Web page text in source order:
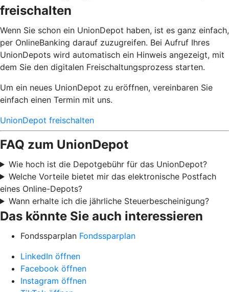
freischalten
Wenn Sie schon ein UnionDepot haben, ist es ganz einfach,
per OnlineBanking darauf zuzugreifen. Bei Aufruf Ihres
UnionDepots wird automatisch ein Hinweis angezeigt, mit
dem Sie den digitalen Freischaltungsprozess starten.
Um ein neues UnionDepot zu eröffnen, vereinbaren Sie
einfach einen Termin mit uns.
UnionDepot freischalten
FAQ zum UnionDepot
Wie hoch ist die Depotgebühr für das UnionDepot?
Welche Vorteile bietet mir das elektronische Postfach
eines Online-Depots?
Wann erhalte ich die jährliche Steuerbescheinigung?
Das könnte Sie auch interessieren
Fondssparplan Fondssparplan
LinkedIn öffnen
Facebook öffnen
Instagram öffnen